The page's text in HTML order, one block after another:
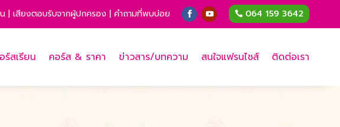
|เสียงตอบรับจากผู้ปกครอง |คำถามที่พบบ่อย 064 159 3642
สเรียน คอร์ส & ราคา ข่าวสาร/บทความ สนใจแฟรนไชส์ ติดต่อเรา